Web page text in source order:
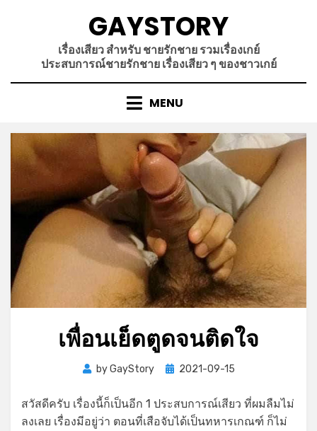
GAYSTORY
เรื่องเสียว สำหรับ ชายรักชาย รวมเรื่องเกย์
ประสบการณ์ชายรักชาย เรื่องเสียว ๆ ของชาวเกย์
MENU
เพื่อนเย็ดตูดจนติดใจ
byGayStory
Posted
2021-09-15
สวัสดีครับ เรื่องนี้ก็เป็นอีก 1 ประสบการณ์เสียว ที่ผมลืมไม่
ลงเลย เรื่องมีอยู่ว่า ตอนที่เสือจับได้เป็นทหารเกณฑ์ ก็ไม่